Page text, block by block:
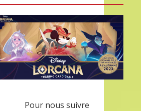
Pour nous suivre